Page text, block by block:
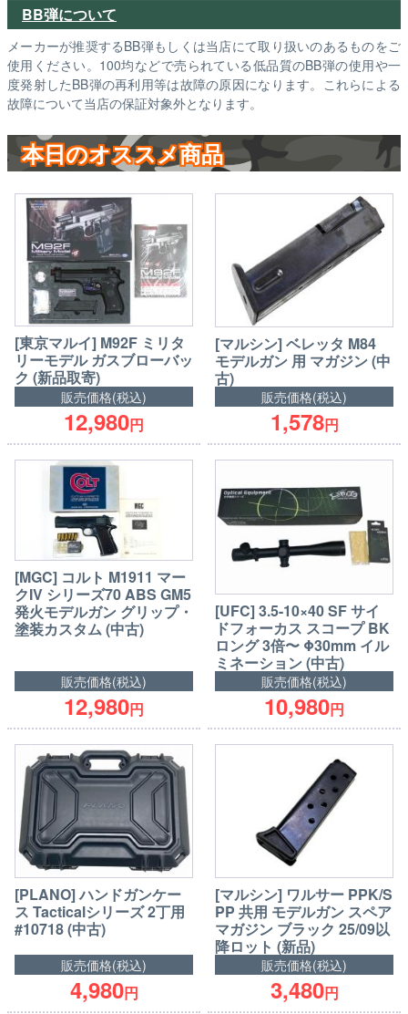
BB弾について
メーカーが推奨するBB弾もしくは当店にて取り扱いのあるものをご
使用ください。100均などで売られている低品質のBB弾の使用や一
度発射したBB弾の再利用等は故障の原因になります。これらによる
故障について当店の保証対象外となります。
本日のオススメ商品
[東京マルイ] M92F ミリタ
リーモデル ガスブローバッ
ク (新品取寄)
販売価格(税込)
12,980円
[マルシン] ベレッタ M84
モデルガン 用 マガジン (中
古)
販売価格(税込)
1,578円
[MGC] コルト M1911 マー
クIV シリーズ70 ABS GM5
発火モデルガン グリップ・
塗装カスタム (中古)
販売価格(税込)
12,980円
[UFC] 3.5-10×40 SF サイ
ドフォーカス スコープ BK
ロング 3倍〜 Φ30mm イル
ミネーション (中古)
販売価格(税込)
10,980円
[PLANO] ハンドガンケー
ス Tacticalシリーズ 2丁用
#10718 (中古)
販売価格(税込)
4,980円
[マルシン] ワルサー PPK/S
PP 共用 モデルガン スペア
マガジン ブラック 25/09以
降ロット (新品)
販売価格(税込)
3,480円